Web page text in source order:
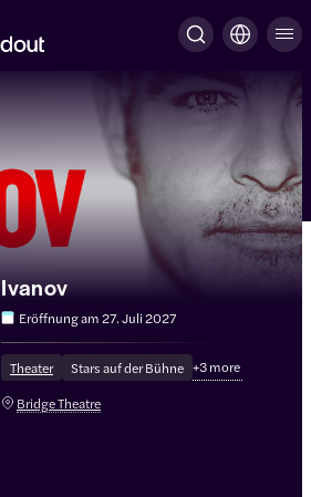
Ivanov
Eröffnung am27. Juli 2027
Theater Stars auf der Bühne +3more
Bridge Theatre